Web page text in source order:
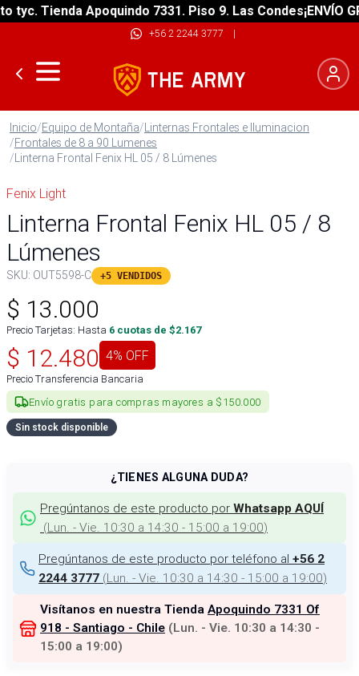
Tienda Apoquindo 7331. Piso 9. Las Condes¡ENVÍO
+56 2 2244 3777 |
Inicio/Equipo de Montaña/Linternas Frontales e Iluminacion
/Frontales de 8 a 90 Lumenes
/Linterna Frontal Fenix HL 05 / 8 Lúmenes
Fenix Light
Linterna Frontal Fenix HL 05 / 8
Lúmenes
SKU: OUT5598-C +5 VENDIDOS
$ 13.000
Precio Tarjetas: Hasta 6 cuotas de $2.167
$ 12.480 4% OFF
Precio Transferencia Bancaria
Envío gratis para compras mayores a $150.000
Sin stock disponible
¿TIENES ALGUNA DUDA?
Pregúntanos de este producto por Whatsapp AQUÍ
(Lun. - Vie. 10:30 a 14:30 - 15:00 a 19:00)
Pregúntanos de este producto por teléfono al +56 2
2244 3777 (Lun. - Vie. 10:30 a 14:30 - 15:00 a 19:00)
Visítanos en nuestra Tienda Apoquindo 7331 Of
918 - Santiago - Chile (Lun. - Vie. 10:30 a 14:30 -
15:00 a 19:00)